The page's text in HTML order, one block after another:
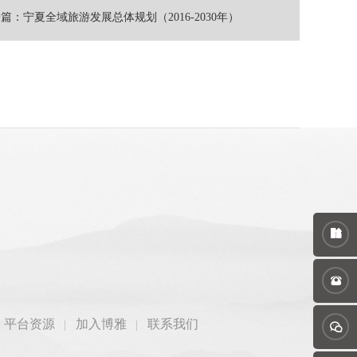
：宁夏全域旅游发展总体规划（2016-2030年）
平台资源 加入博雅 联系我们